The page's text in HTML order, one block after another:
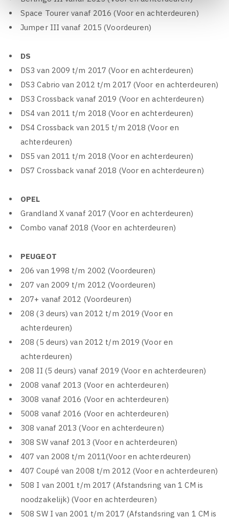
Space Tourer vanaf 2016 (Voor en achterdeuren)
Jumper III vanaf 2015 (Voordeuren)
DS
DS3 van 2009 t/m 2017 (Voor en achterdeuren)
DS3 Cabrio van 2012 t/m 2017 (Voor en achterdeuren)
DS3 Crossback vanaf 2019 (Voor en achterdeuren)
DS4 van 2011 t/m 2018 (Voor en achterdeuren)
DS4 Crossback van 2015 t/m 2018 (Voor en
achterdeuren)
DS5 van 2011 t/m 2018 (Voor en achterdeuren)
DS7 Crossback vanaf 2018 (Voor en achterdeuren)
OPEL
Grandland X vanaf 2017 (Voor en achterdeuren)
Combo vanaf 2018 (Voor en achterdeuren)
PEUGEOT
206 van 1998 t/m 2002 (Voordeuren)
207 van 2009 t/m 2012 (Voordeuren)
207+ vanaf 2012 (Voordeuren)
208 (3 deurs) van 2012 t/m 2019 (Voor en
achterdeuren)
208 (5 deurs) van 2012 t/m 2019 (Voor en
achterdeuren)
208 II (5 deurs) vanaf 2019 (Voor en achterdeuren)
2008 vanaf 2013 (Voor en achterdeuren)
3008 vanaf 2016 (Voor en achterdeuren)
5008 vanaf 2016 (Voor en achterdeuren)
308 vanaf 2013 (Voor en achterdeuren)
308 SW vanaf 2013 (Voor en achterdeuren)
407 van 2008 t/m 2011(Voor en achterdeuren)
407 Coupé van 2008 t/m 2012 (Voor en achterdeuren)
508 I van 2001 t/m 2017 (Afstandsring van 1 CM is
noodzakelijk) (Voor en achterdeuren)
508 SW I van 2001 t/m 2017 (Afstandsring van 1 CM is